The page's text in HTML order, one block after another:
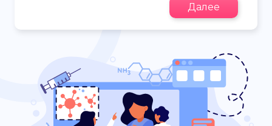
Далее